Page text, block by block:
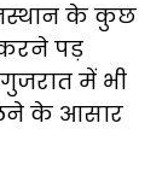
के कुछ
पड़
में भी
के आसार